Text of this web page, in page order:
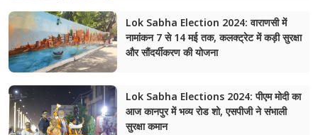
Lok Sabha Election 2024: वाराणसी में
नामांकन 7 से 14 मई तक, कलक्ट्रेट में कड़ी सुरक्षा
और सौंदर्यीकरण की योजना
Lok Sabha Elections 2024: पीएम मोदी का
आज कानपुर में भव्य रोड शो, एसपीजी ने संभाली
सुरक्षा कमान